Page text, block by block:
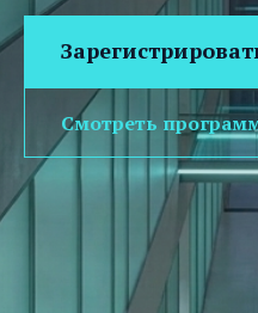
Смотреть